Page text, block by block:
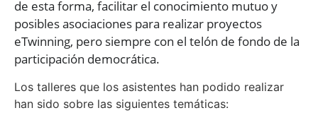
de esta forma, facilitar el conocimiento mutuo y
posibles asociaciones para realizar proyectos
eTwinning, pero siempre con el telón de fondo de la
participación democrática.
Los talleres que los asistentes han podido realizar
han sido sobre las siguientes temáticas: